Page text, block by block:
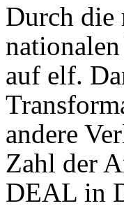
Durch die
auf elf.
andere
Zahl der
DEAL in